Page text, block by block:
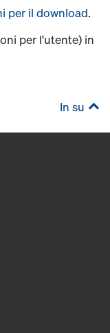
per il download.
per l'utente) in
In su